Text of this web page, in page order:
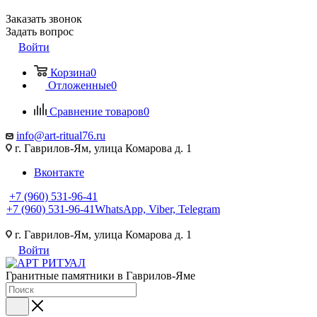
Заказать звонок
Задать вопрос
Войти
Корзина0
Отложенные0
Сравнение товаров0
info@art-ritual76.ru
г. Гаврилов-Ям, улица Комарова д. 1
Вконтакте
+7 (960) 531-96-41
+7 (960) 531-96-41WhatsApp, Viber, Telegram
г. Гаврилов-Ям, улица Комарова д. 1
Войти
Гранитные памятники в Гаврилов-Яме